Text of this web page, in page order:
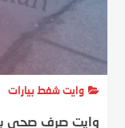
وايت شفط بيارات